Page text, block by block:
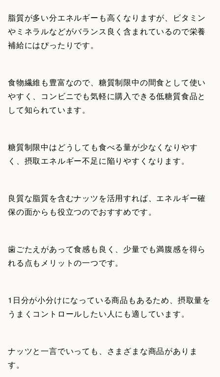
脂質が多い分エネルギーも高くなりますが、ビタミン
やミネラルなどがバランス良く含まれているので栄養
補給にはぴったりです。
食物繊維も豊富なので、糖質制限中の間食として使い
やすく、コンビニでも気軽に購入できる低糖質食品と
して知られています。
糖質制限中はどうしても食べる量が少なくなりやす
く、摂取エネルギー不足に陥りやすくなります。
良質な脂質を含むナッツを活用すれば、エネルギー確
保の面からも役立つのでおすすめです。
歯ごたえがあって食感も良く、少量でも満腹感を得ら
れる点もメリットの一つです。
1日分が小分けになっている商品もあるため、摂取量を
うまくコントロールしたい人にも適しています。
ナッツと一言でいっても、さまざまな商品がありま
す。